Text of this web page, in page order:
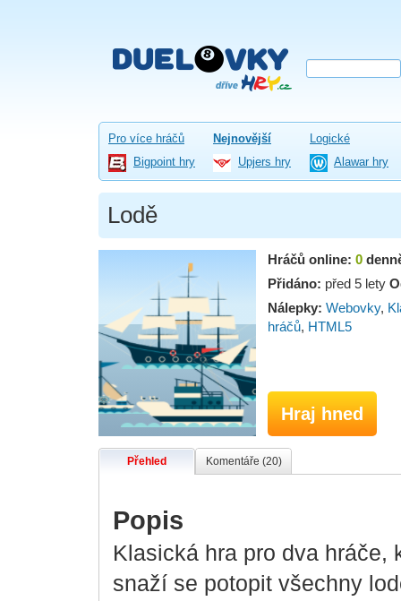
Pro více hráčů Nejnovější
Logické
Bigpoint hry
Upjers hry Alawar hry
Lodě
Hráčů online: 0
Přidáno: před 5 lety
Nálepky: Webovky,
hráčů, HTML5
Hraj hned
Přehled Komentáře (20)
Popis
Klasická hra pro dva hráče,
snaží se potopit všechny